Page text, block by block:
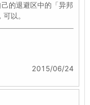
的退避区中的「异邦
以。
2015/06/24